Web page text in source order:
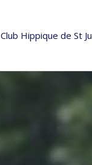
Club Hippique de St